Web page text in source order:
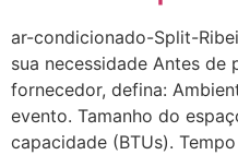
ar-condicionado-Split-
sua necessidade Antes de
fornecedor, defina:
evento. Tamanho do
capacidade (BTUs).